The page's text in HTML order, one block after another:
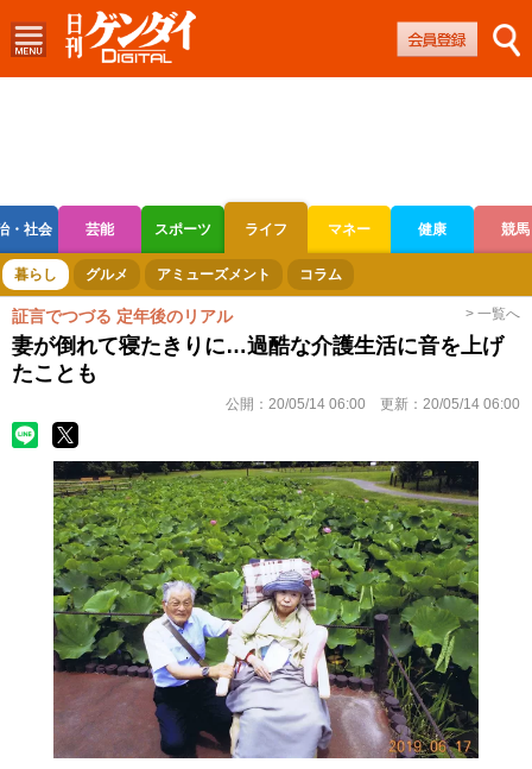
・社会 芸能 スポーツ ライフ マネー 健康 競馬
ボートレース 競輪 オートレース
暮らし グルメ アミューズメント コラム
証言でつづる 定年後のリアル > 一覧へ
妻が倒れて寝たきりに…過酷な介護生活に音を上げ
たことも
公開： 20/05/14 06:00 更新： 20/05/14 06:00